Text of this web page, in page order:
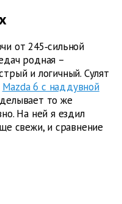
от 245‑сильной
родная –
и логичный. Сулят
Mazda 6 с наддувной
то же
На ней я ездил
свежи, и сравнение